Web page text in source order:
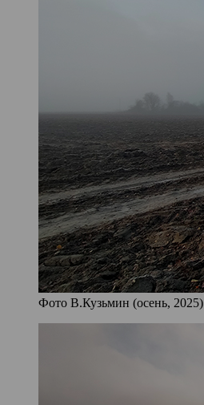
Фото В.Кузьмин (осень, 2025)